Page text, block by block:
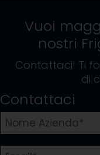
Vuoi
nostri
Contattaci! Ti
di
Contattaci